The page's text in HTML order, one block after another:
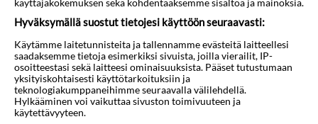
hotelliyöpymisistä?
Toisin kuin joillakin muilla Espanjan alueilla,
Andalusiassa, jossa Estepona sijaitsee, ei ole otettu
käyttöön yleistä alueellista turistiveroa, joka
maksetaan hotelliyöpymisistä yökohtaisesti.
Joillakin hotelleilla voi silti olla paikallisia
palvelumaksuja tai erityisiä ympäristömaksuja, jotka
Hyväksymällä suostut tietojesi käyttöön seuraavasti:
Käytämme laitetunnisteita ja tallennamme evästeitä laitteellesi
saadaksemme tietoja esimerkiksi sivuista, joilla vierailit, IP-
osoitteestasi sekä laitteesi ominaisuuksista. Pääset tutustumaan
yksityiskohtaisesti käyttötarkoituksiin ja
teknologiakumppaneihimme seuraavalla välilehdellä.
Hylkääminen voi vaikuttaa sivuston toimivuuteen ja
käytettävyyteen.